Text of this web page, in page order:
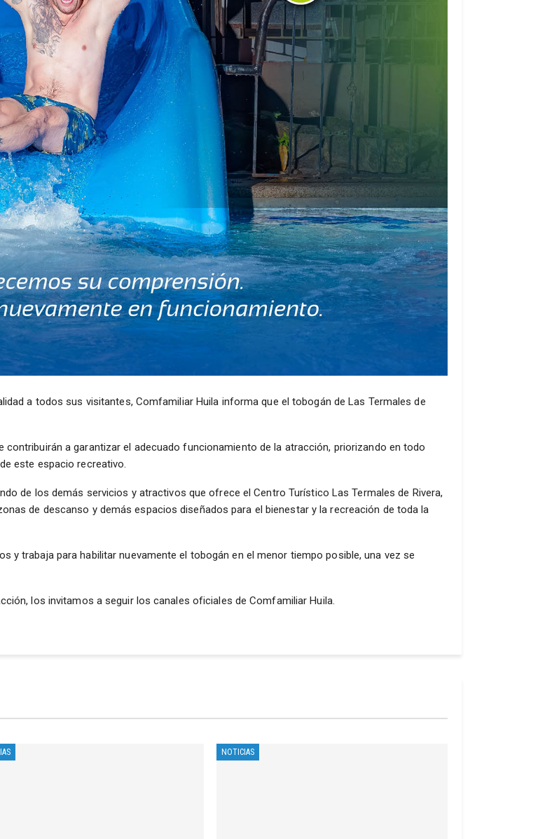
a todos sus visitantes, Comfamiliar Huila informa que el tobogán de Las Termales de
a garantizar el adecuado funcionamiento de la atracción, priorizando en todo
este espacio recreativo.
de los demás servicios y atractivos que ofrece el Centro Turístico Las Termales de Rivera,
de descanso y demás espacios diseñados para el bienestar y la recreación de toda la
y trabaja para habilitar nuevamente el tobogán en el menor tiempo posible, una vez se
los invitamos a seguir los canales oficiales de Comfamiliar Huila.
NOTICIAS